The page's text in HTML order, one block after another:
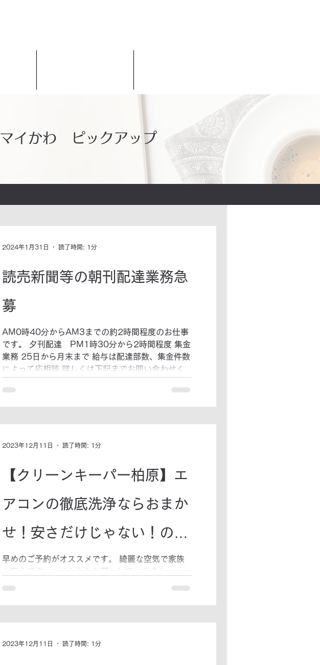
マイかわ ピックアップ
読売新聞等の朝刊配達業務急
募
AM0時40分からAM3までの約2時間程度のお仕事
です。 夕刊配達 PM1時30分から2時間程度 集金
業務 25日から月末まで 給与は配達部数、集金件数
によって応相談 詳しくは下記までお問い合わせく
2024年1月31日 読了時間: 1分
【クリーンキーパー柏原】エ
アコンの徹底洗浄ならおまか
せ！安さだけじゃない！のべ
8,000台以上の施工実績で安
心！
早めのご予約がオススメです。 綺麗な空気で家族
も安心です。マイかわもお願いしています！
2023年12月11日 読了時間: 1分
2023年12月11日 読了時間: 1分